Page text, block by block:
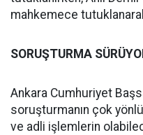
mahkemece
SORUŞTURMA
Ankara Cumhuriyet
soruşturmanın çok
ve adli işlemlerin